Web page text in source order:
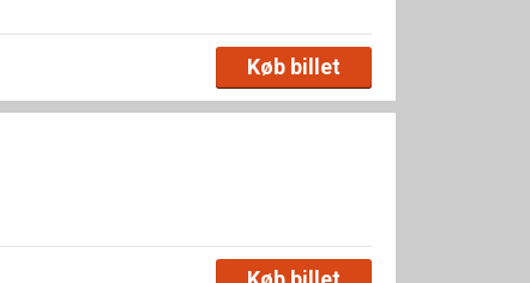
Køb billet